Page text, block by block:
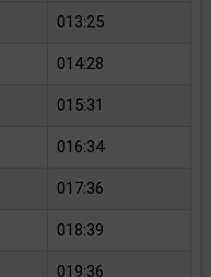
013:25
014:28
015:31
016:34
017:36
018:39
019:36